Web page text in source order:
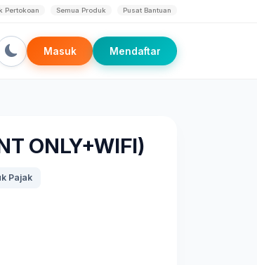
Pertokoan Semua Produk Pusat Bantuan
Masuk Mendaftar
ONLY+WIFI)
Pajak